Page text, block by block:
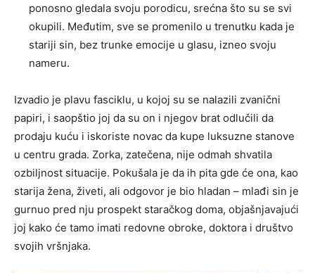
ponosno gledala svoju porodicu, srećna što su se svi
okupili. Međutim, sve se promenilo u trenutku kada je
stariji sin, bez trunke emocije u glasu, izneo svoju
nameru.
Izvadio je plavu fasciklu, u kojoj su se nalazili zvanični
papiri, i saopštio joj da su on i njegov brat odlučili da
prodaju kuću i iskoriste novac da kupe luksuzne stanove
u centru grada. Zorka, zatečena, nije odmah shvatila
ozbiljnost situacije. Pokušala je da ih pita gde će ona, kao
starija žena, živeti, ali odgovor je bio hladan – mlađi sin je
gurnuo pred nju prospekt staračkog doma, objašnjavajući
joj kako će tamo imati redovne obroke, doktora i društvo
svojih vršnjaka.